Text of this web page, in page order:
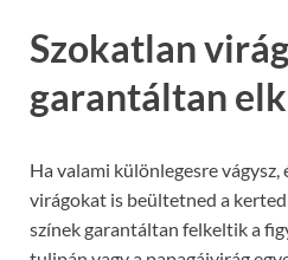
Szokatlan
garantáltan
Ha valami különlegesre vágysz,
virágokat is beültetned a
színek garantáltan felkeltik a